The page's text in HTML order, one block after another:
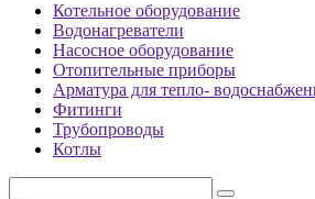
Котельное оборудование
Водонагреватели
Насосное оборудование
Отопительные приборы
Арматура для тепло-
Фитинги
Трубопроводы
Котлы